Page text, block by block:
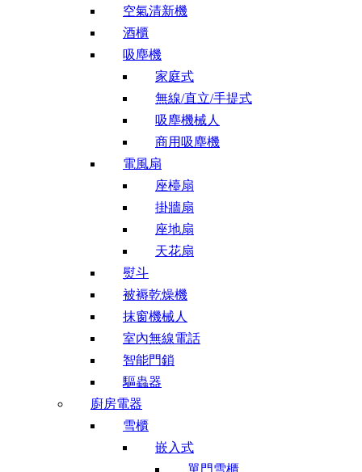
空氣清新機
酒櫃
吸塵機
家庭式
無線/直立/手提式
吸塵機械人
商用吸塵機
電風扇
座檯扇
掛牆扇
座地扇
天花扇
熨斗
被褥乾燥機
抹窗機械人
室內無線電話
智能門鎖
驅蟲器
廚房電器
雪櫃
嵌入式
單門雪櫃